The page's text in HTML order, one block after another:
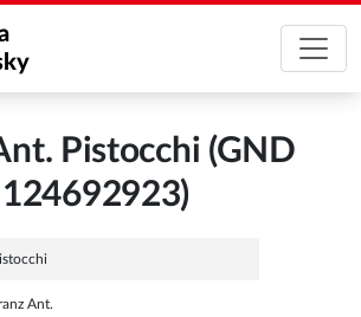
Pistocchi (GND
124692923)
Ant.